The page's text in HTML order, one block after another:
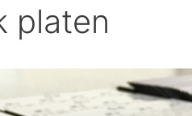
platen